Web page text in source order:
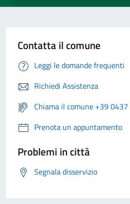
Contatta il comune
Leggi le domande frequenti
Richiedi Assistenza
Chiama il comune +39
Prenota un appuntamento
Problemi in città
Segnala disservizio